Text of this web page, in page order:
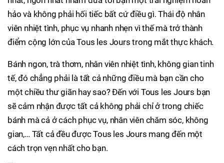
hảo và không phải hối tiếc bất cứ điều gì. Thái độ nhân
viên nhiệt tình, phục vụ nhanh nhẹn vì thế mà trở thành
điểm cộng lớn của Tous les Jours trong mắt thực khách.
Bánh ngon, trà thơm, nhân viên nhiệt tình, không gian tinh
tế, đó chẳng phải là tất cả những điều mà bạn cần cho
một chiều thư giãn hay sao? Đến với Tous les Jours bạn
sẽ cảm nhận được tất cả không phải chỉ ở trong chiếc
bánh mà cả ở cách phục vụ, nhân viên chăm sóc, không
gian,… Tất cả đều được Tous les Jours mang đến một
cách trọn vẹn nhất cho bạn.